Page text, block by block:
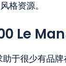
格资源。
Le
于很少有品牌